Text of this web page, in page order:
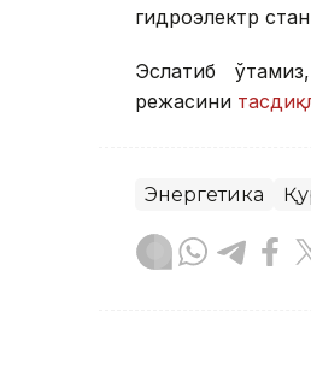
гидроэлектр
Эслатиб
режасини
Энергетика